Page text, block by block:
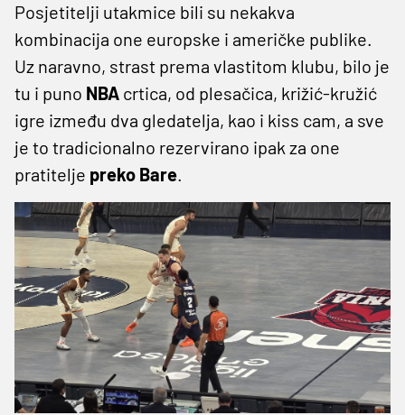
Posjetitelji utakmice bili su nekakva
kombinacija one europske i američke publike.
Uz naravno, strast prema vlastitom klubu, bilo je
tu i puno NBA crtica, od plesačica, križić-kružić
igre između dva gledatelja, kao i kiss cam, a sve
je to tradicionalno rezervirano ipak za one
pratitelje preko Bare.